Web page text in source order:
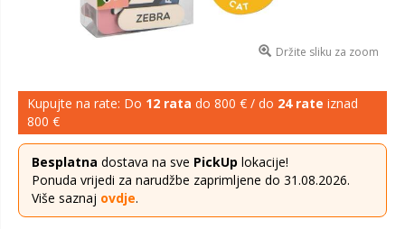
Držite sliku za zoom
Kupujte na rate: Do 12 rata do 800 € / do 24 rate iznad
800 €
Besplatna dostava na sve PickUp lokacije!
Ponuda vrijedi za narudžbe zaprimljene do 31.08.2026.
Više saznaj ovdje.